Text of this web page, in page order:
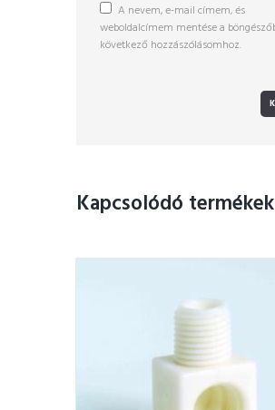
A nevem, e-mail címem, és
weboldalcímem mentése a
következő hozzászólásomhoz.
Kapcsolódó termékek